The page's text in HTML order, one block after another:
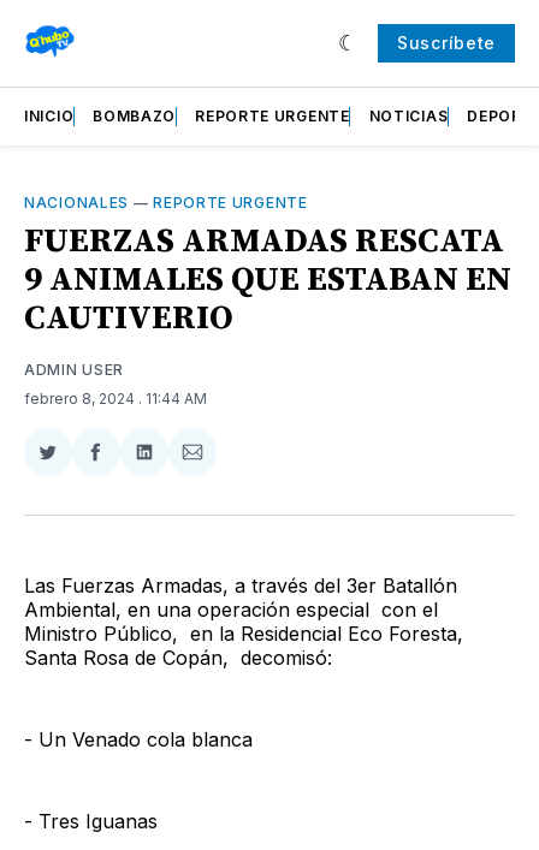
Suscríbete
INICIO BOMBAZO REPORTE URGENTE NOTICIAS
NACIONALES —REPORTE URGENTE
FUERZAS ARMADAS RESCATA
9 ANIMALES QUE ESTABAN EN
CAUTIVERIO
ADMIN USER
febrero 8, 2024 . 11:44 AM
Compartir
Twitter
Compartir
Facebook
Compartir
LinkedIn
Compartir
Email
Las Fuerzas Armadas, a través del 3er Batallón
Ambiental, en una operación especial con el
Ministro Público, en la Residencial Eco Foresta,
Santa Rosa de Copán, decomisó:
- Un Venado cola blanca
- Tres Iguanas